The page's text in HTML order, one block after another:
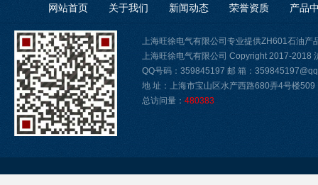
网站首页 关于我们 新闻动态 荣誉资质 产品
上海旺徐电气有限公司专业提供ZH601石油
上海旺徐电气有限公司 Copyright 2017-2018
QQ号码：359845197 邮 箱：
地 址：上海市宝山区水产西路680弄4号楼509
总访问量： 480383